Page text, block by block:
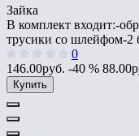
Зайка
В комплект входит:-
трусики со шлейфом-2
0
146.00руб. -40 %
Купить